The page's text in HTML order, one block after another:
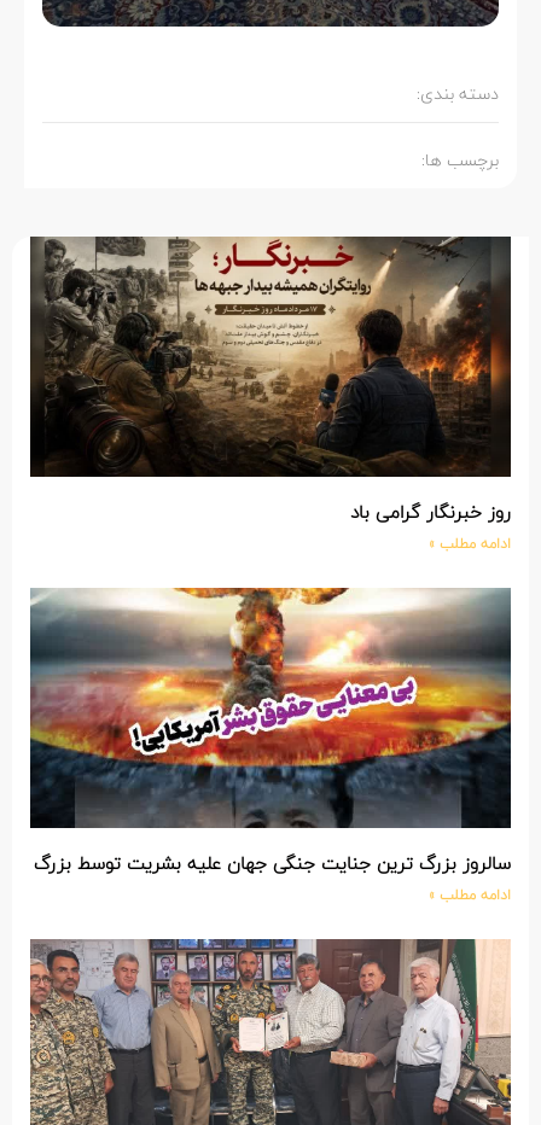
دسته بندی:
برچسب ها:
روز خبرنگار گرامی باد
ادامه مطلب »
سالروز بزرگ ترین جنایت جنگی جهان علیه بشریت توسط بزرگ
ادامه مطلب »